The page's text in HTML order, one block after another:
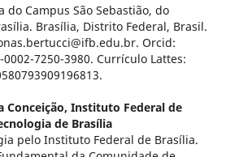
do Campus São Sebastião, do
Brasília, Distrito Federal, Brasil.
Orcid:
7250-3980. Currículo Lattes:
Conceição, Instituto Federal de
de Brasília
pelo Instituto Federal de Brasília.